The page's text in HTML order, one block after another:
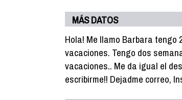
MÁS DATOS
Hola! Me llamo Barbara tengo
vacaciones. Tengo dos
vacaciones.. Me da igual el
escribirme!! Dejadme correo,